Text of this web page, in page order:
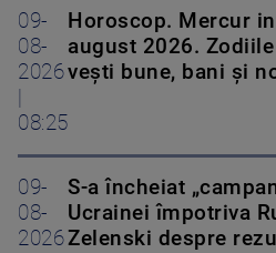
09-
08-
2026
08:25
Horoscop. Mercur
august 2026.
vești bune, bani și
09-
08-
2026
S-a încheiat
Ucrainei împotriva
Zelenski despre